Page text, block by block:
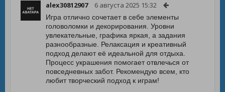
alex30812907 6 августа 2025 15:32
Игра отлично сочетает в себе элементы
головоломки и декорирования. Уровни
увлекательные, графика яркая, а задания
разнообразные. Релаксация и креативный
подход делают её идеальной для отдыха.
Процесс украшения помогает отвлечься от
повседневных забот. Рекомендую всем, кто
любит творческий подход к играм!